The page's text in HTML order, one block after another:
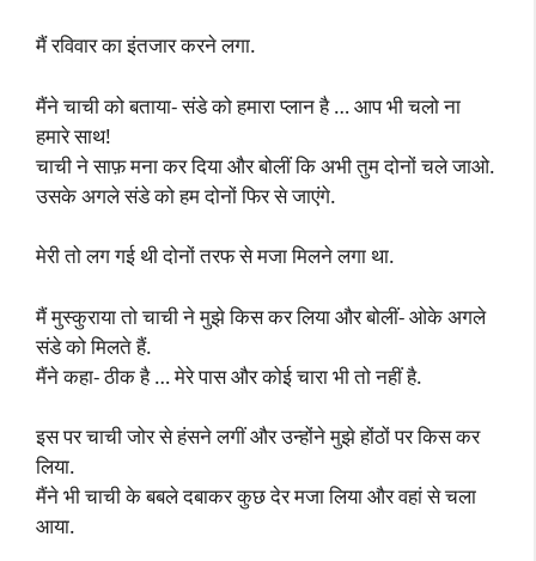
मैं रविवार का इंतजार करने लगा.
मैंने चाची को बताया- संडे को हमारा प्लान है … आप भी चलो ना
हमारे साथ!
चाची ने साफ़ मना कर दिया और बोलीं कि अभी तुम दोनों चले जाओ.
उसके अगले संडे को हम दोनों फिर से जाएंगे.
मेरी तो लग गई थी दोनों तरफ से मजा मिलने लगा था.
मैं मुस्कुराया तो चाची ने मुझे किस कर लिया और बोलीं- ओके अगले
संडे को मिलते हैं.
मैंने कहा- ठीक है … मेरे पास और कोई चारा भी तो नहीं है.
इस पर चाची जोर से हंसने लगीं और उन्होंने मुझे होंठों पर किस कर
लिया.
मैंने भी चाची के बबले दबाकर कुछ देर मजा लिया और वहां से चला
आया.